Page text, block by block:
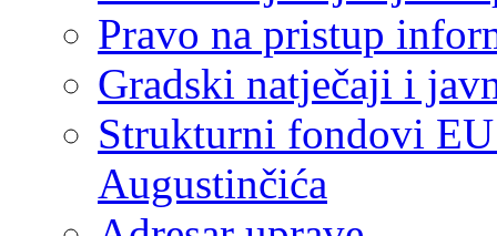
Pravo na pristup
Gradski natječaji i
Strukturni fondovi
Augustinčića